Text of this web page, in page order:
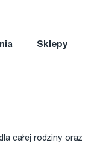
Sklepy
całej rodziny oraz